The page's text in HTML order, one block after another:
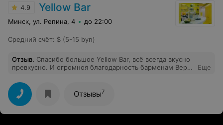
4.9 Yellow Bar
Минск, ул. Репина, 4 до 22:00
Средний счёт: $ (5-15 byn)
Отзыв. Спасибо большое Yellow Bar, всё всегда вкусно
превкусно. И огромноя благодарность барменам Вере,
настроение, вкусно приготовленную и красиво
поданную еду ❤️
Еще
Отзывы7